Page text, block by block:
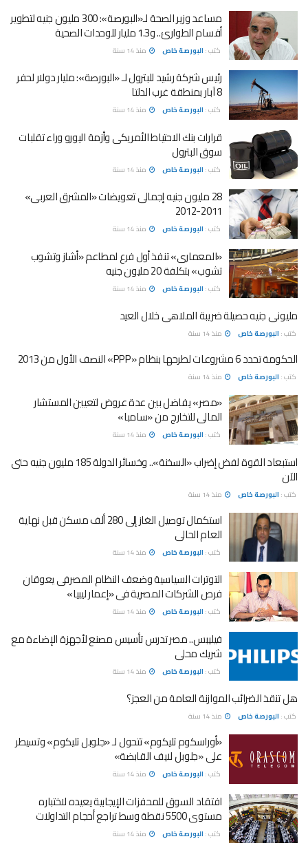
مساعد وزير الصحة لـ«البورصة»: 300 مليون جنيه لتطوير
أقسام الطوارئ.. و1.3 مليار للوحدات الصحية
كتب : البورصة خاص منذ 14 سنة
رئيس شركة رشيد للبترول لـ «البورصة»: مليار دولار لحفر
8 آبار بمنطقة غرب الدلتا
كتب : البورصة خاص منذ 14 سنة
قرارات بنك الاحتياط الأمريكى وأزمة اليورو وراء تقلبات
سوق البترول
كتب : البورصة خاص منذ 14 سنة
28 مليون جنيه إجمالى تعويضات «المشرق العربى»
2011-2012
كتب : البورصة خاص منذ 14 سنة
«المعمارى» تنفذ أول فرع لمطاعم «أشاز وتشوب
تشوب» بتكلفة 20 مليون جنيه
كتب : البورصة خاص منذ 14 سنة
مليونى جنيه حصيلة ضريبة الملاهى خلال العيد
كتب : البورصة خاص منذ 14 سنة
الحكومة تحدد 6 مشروعات لطرحها بنظام «PPP» النصف الأول من 2013
كتب : البورصة خاص منذ 14 سنة
«مصر» يفاضل بين عدة عروض لتعيين المستشار
المالى للتخارج من «سامبا»
كتب : البورصة خاص منذ 14 سنة
استبعاد القوة لفض إضراب «السخنة».. وخسائر الدولة 185 مليون جنيه حتى
الآن
كتب : البورصة خاص منذ 14 سنة
استكمال توصيل الغاز إلى 280 ألف مسكن قبل نهاية
العام الحالى
كتب : البورصة خاص منذ 14 سنة
التوترات السياسية وضعف النظام المصرفى يعوقان
فرص الشركات المصرية فى «إعمار ليبيا»
كتب : البورصة خاص منذ 14 سنة
فيليبس.. مصر تدرس تأسيس مصنع لأجهزة الإضاءة مع
شريك محلى
كتب : البورصة خاص منذ 14 سنة
هل تنقذ الضرائب الموازنة العامة من العجز؟
كتب : البورصة خاص منذ 14 سنة
«أوراسكوم تليكوم» تتحول لـ «جلوبل تليكوم» وتسيطر
على «جلوبل لايف القابضة»
كتب : البورصة خاص منذ 14 سنة
افتقاد السوق للمحفزات الإيجابية يعيده لاختباره
مستوى 5500 نقطة وسط تراجع أحجام التداولات
كتب : البورصة خاص منذ 14 سنة